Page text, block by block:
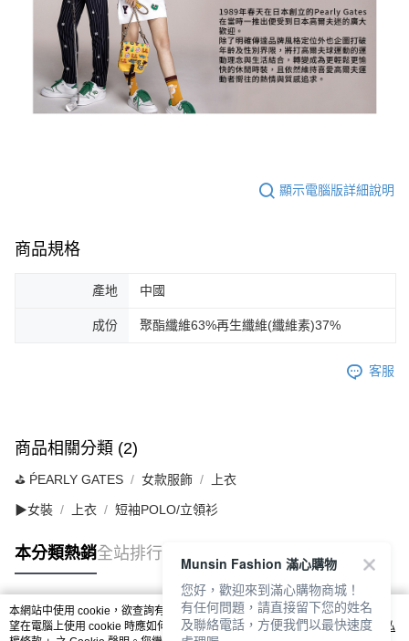
顯示電腦版詳細說明
商品規格
產地 中國
成份 聚酯纖維63%再生纖維(纖維素)37%
客服
商品相關分類 (2)
⛳️ ṔEARLY GATES 女款服飾 上衣
▶女裝 上衣 短袖POLO/立領衫
本分類熱銷全站排行
熱門標籤
本網站中使用 cookie，欲查詢有關本網站使用 cookie 方式之詳情，及若您不希
望在電腦上使用 cookie 時應如何變更電腦的 cookie 設定，請參閱本網站「
隱私
Munsin Fashion 滿心購物
您好，歡迎來到滿心購物商城！
有任何問題，請直接留下您的姓名
及聯絡電話，方便我們以最快速度